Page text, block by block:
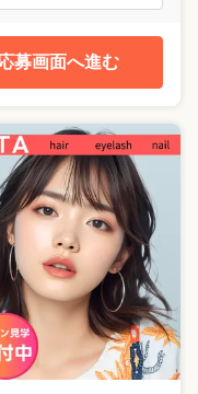
募画面へ進む